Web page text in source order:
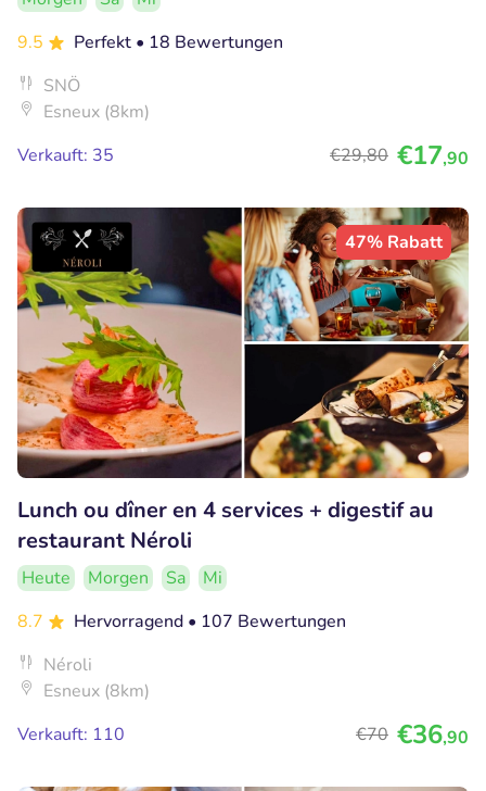
9.5
Perfekt • 18 Bewertungen
SNÖ
Esneux (8km)
Verkauft: 35
€29,80 €17,90
47% Rabatt
Lunch ou dîner en 4 services + digestif au
restaurant Néroli
Heute Morgen Sa
Mi
8.7
Hervorragend • 107 Bewertungen
Néroli
Esneux (8km)
Verkauft: 110
€70 €36,90